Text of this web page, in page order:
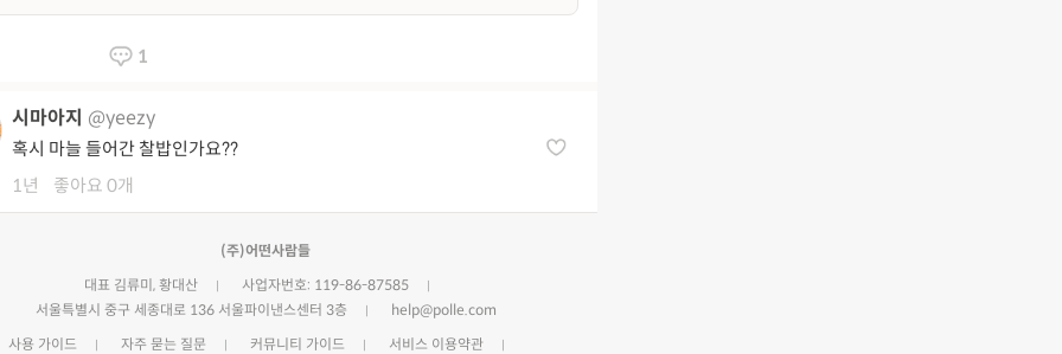
1
시마아지 @yeezy
혹시 마늘 들어간 찰밥인가요??
1년
좋아요 0개
(주)어떤사람들
대표 김류미, 황대산
사업자번호: 119-86-87585
서울특별시 중구 세종대로 136 서울파이낸스센터 3층
help@polle.com
사용 가이드
자주 묻는 질문 커뮤니티 가이드
서비스 이용약관